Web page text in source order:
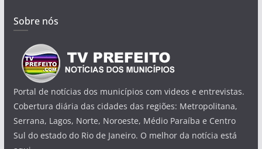
Sobre nós
Portal de notícias dos municípios com videos e entrevistas.
Cobertura diária das cidades das regiões: Metropolitana,
Serrana, Lagos, Norte, Noroeste, Médio Paraíba e Centro
Sul do estado do Rio de Janeiro. O melhor da notícia está